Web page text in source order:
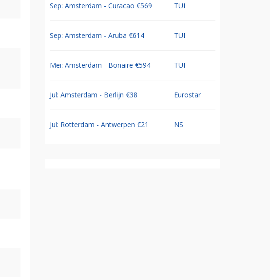
Sep: Amsterdam - Curacao €569 TUI
Sep: Amsterdam - Aruba €614 TUI
Mei: Amsterdam - Bonaire €594 TUI
Jul: Amsterdam - Berlijn €38 Eurostar
Jul: Rotterdam - Antwerpen €21 NS